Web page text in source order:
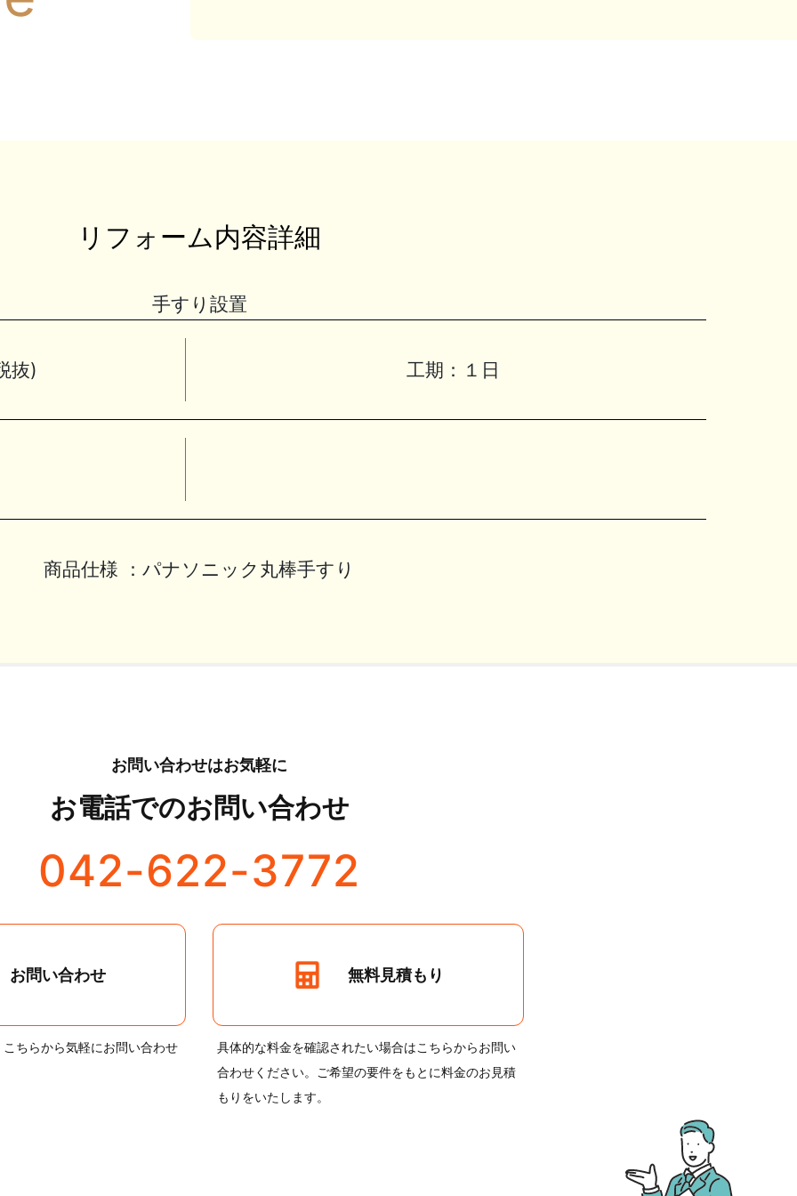
リフォーム内容詳細
手すり設置
抜) 工期： １日
商品仕様 ： パナソニック丸棒手すり
お問い合わせはお気軽に
お電話でのお問い合わせ
042-622-3772
お問い合わせ
ちらから気軽にお問い合わせ
無料見積もり
具体的な料金を確認されたい場合はこちらからお問い
合わせください。ご希望の要件をもとに料金のお見積
もりをいたします。